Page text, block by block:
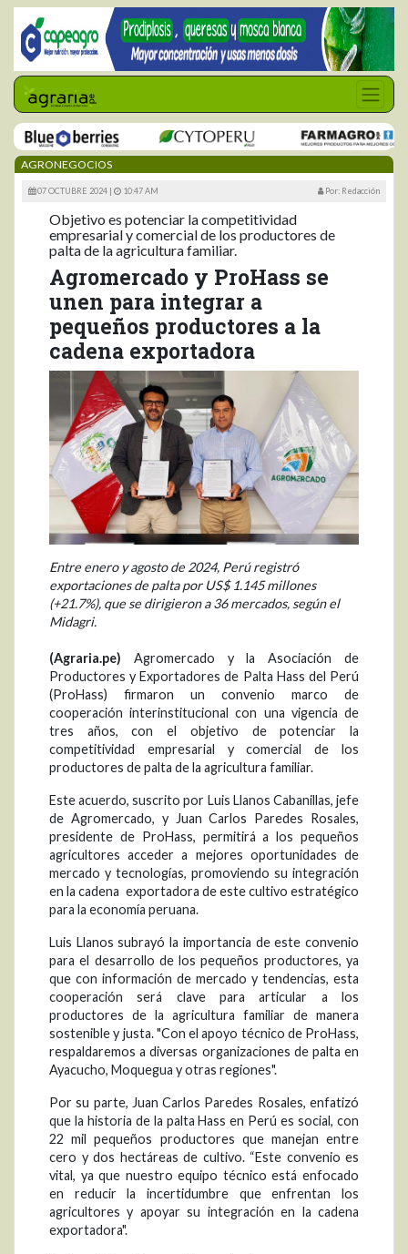
AGRONEGOCIOS
07 OCTUBRE 2024 | 10:47 AM Por: Redacción
Objetivo es potenciar la competitividad
empresarial y comercial de los productores de
palta de la agricultura familiar.
Agromercado y ProHass se
unen para integrar a
pequeños productores a la
cadena exportadora
Entre enero y agosto de 2024, Perú registró
exportaciones de palta por US$ 1.145 millones
(+21.7%), que se dirigieron a 36 mercados, según el
Midagri.
(Agraria.pe) Agromercado y la Asociación de
Productores y Exportadores de Palta Hass del Perú
(ProHass) firmaron un convenio marco de
cooperación interinstitucional con una vigencia de
tres años, con el objetivo de potenciar la
competitividad empresarial y comercial de los
productores de palta de la agricultura familiar.
Este acuerdo, suscrito por Luis Llanos Cabanillas, jefe
de Agromercado, y Juan Carlos Paredes Rosales,
presidente de ProHass, permitirá a los pequeños
agricultores acceder a mejores oportunidades de
mercado y tecnologías, promoviendo su integración
en la cadena exportadora de este cultivo estratégico
para la economía peruana.
Luis Llanos subrayó la importancia de este convenio
para el desarrollo de los pequeños productores, ya
que con información de mercado y tendencias, esta
cooperación será clave para articular a los
productores de la agricultura familiar de manera
sostenible y justa. "Con el apoyo técnico de ProHass,
respaldaremos a diversas organizaciones de palta en
Ayacucho, Moquegua y otras regiones".
Por su parte, Juan Carlos Paredes Rosales, enfatizó
que la historia de la palta Hass en Perú es social, con
22 mil pequeños productores que manejan entre
cero y dos hectáreas de cultivo. “Este convenio es
vital, ya que nuestro equipo técnico está enfocado
en reducir la incertidumbre que enfrentan los
agricultores y apoyar su integración en la cadena
exportadora".